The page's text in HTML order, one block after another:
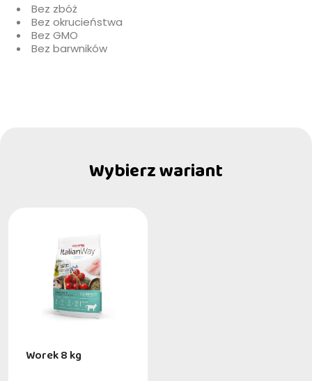
Bez zbóż
Bez okrucieństwa
Bez GMO
Bez barwników
Wybierz wariant
Worek 8 kg